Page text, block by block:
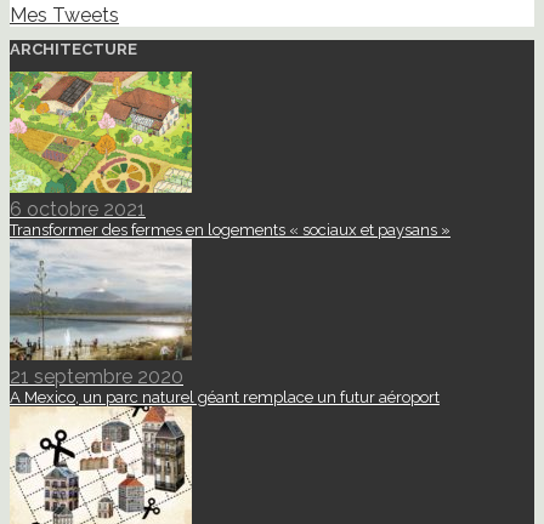
Mes Tweets
ARCHITECTURE
6 octobre 2021
Transformer des fermes en logements « sociaux et paysans »
21 septembre 2020
A Mexico, un parc naturel géant remplace un futur aéroport